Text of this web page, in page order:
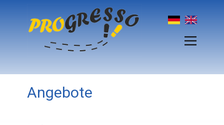
Angebote